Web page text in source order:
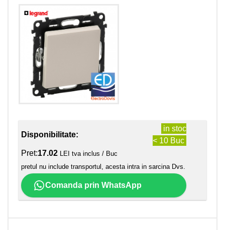
Disponibilitate:
in stoc
< 10 Buc
Pret:17.02 LEI tva inclus / Buc
pretul nu include transportul, acesta intra in sarcina Dvs.
Comanda prin WhatsApp